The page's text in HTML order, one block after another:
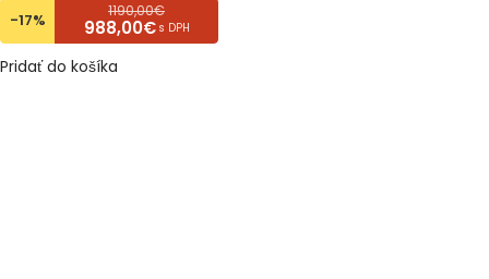
-17% 1190,00€
988,00€ s DPH
Pridať do košíka